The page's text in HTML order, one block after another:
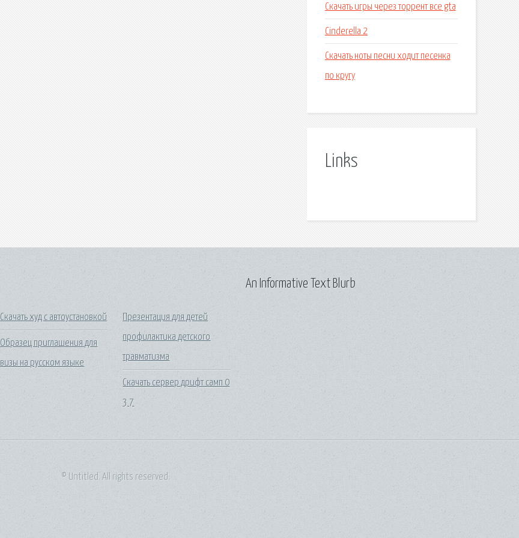
Скачать игры через торрент все gta
Cinderella 2
Скачать ноты песни ходит песенка
по кругу
Links
Скачать худ с автоустановкой
Образец приглашения для
визы на русском языке
Презентация для детей
профилактика детского
травматизма
Скачать сервер дрифт самп 0
3 7
An Informative Text Blurb
© Untitled. All rights reserved.